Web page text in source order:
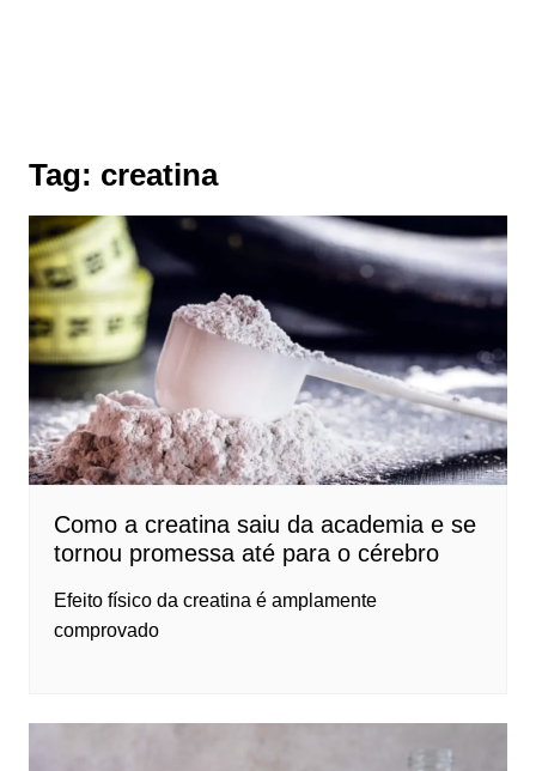
Tag: creatina
Como a creatina saiu da academia e se
tornou promessa até para o cérebro
Efeito físico da creatina é amplamente
comprovado